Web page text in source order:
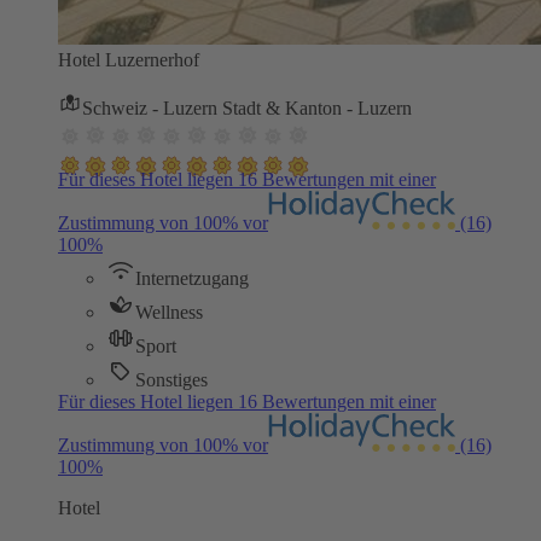
Hotel Luzernerhof
Schweiz - Luzern Stadt & Kanton - Luzern
Für dieses Hotel liegen 16 Bewertungen mit einer
Zustimmung von 100% vor
(16)
100%
Internetzugang
Wellness
Sport
Sonstiges
Für dieses Hotel liegen 16 Bewertungen mit einer
Zustimmung von 100% vor
(16)
100%
Hotel